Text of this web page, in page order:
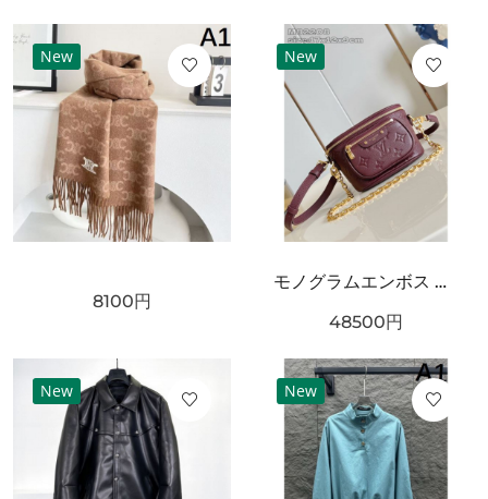
New
8100円
New
モノグラムエンボス ミニショルダーバッグ 人気商品 LOUIS VUITTON ルイヴィトン コピー バッグ チェーン付き コンパクトサイズ
48500円
New New